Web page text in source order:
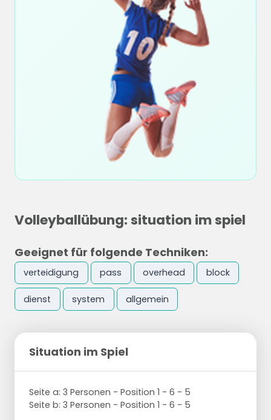
Volleyballübung: situation im spiel
Geeignet für folgende Techniken:
verteidigung pass overhead block
dienst system allgemein
Situation im Spiel
Seite a: 3 Personen - Position 1 - 6 - 5
Seite b: 3 Personen - Position 1 - 6 - 5